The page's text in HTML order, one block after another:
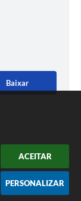
ACEITAR
PERSONALIZAR
Baixar